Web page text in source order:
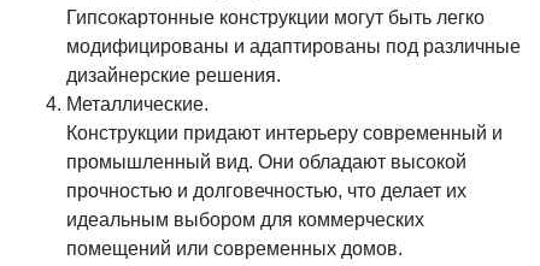
Гипсокартонные конструкции могут быть легко
модифицированы и адаптированы под различные
дизайнерские решения.
Металлические.
Конструкции придают интерьеру современный и
промышленный вид. Они обладают высокой
прочностью и долговечностью, что делает их
идеальным выбором для коммерческих
помещений или современных домов.